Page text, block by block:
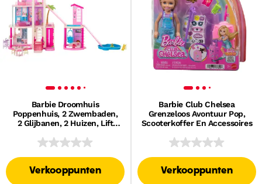
Barbie Droomhuis
Poppenhuis, 2 Zwembaden,
2 Glijbanen, 2 Huizen, Lift
65 Onderdelen, Inclusief
Verkooppunten
Barbie Club Chelsea
Grenzeloos Avontuur Pop,
Scooterkoffer En Accessoires
Verkooppunten